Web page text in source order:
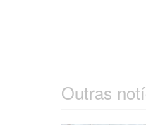
Outras